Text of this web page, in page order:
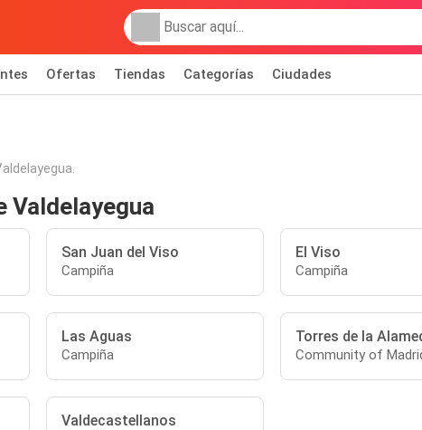
Ofertas Tiendas Categorías Ciudades
Valdelayegua
San Juan del Viso
Campiña
El Viso
Campiña
Las Aguas
Campiña
Torres de la
Community of
Valdecastellanos